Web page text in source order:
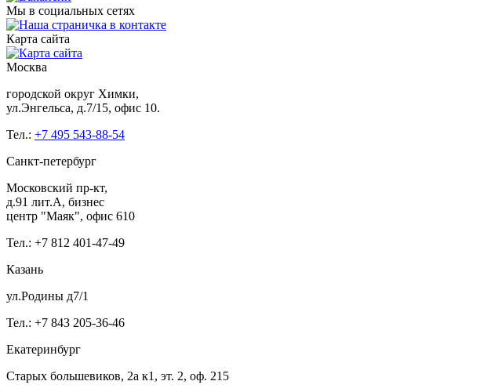
Мы в социальных сетях
Карта сайта
Москва
городской округ Химки,
ул.Энгельса, д.7/15, офис 10.
Тел.: +7 495 543-88-54
Санкт-петербург
Московский пр-кт,
д.91 лит.А, бизнес
центр "Маяк", офис 610
Тел.: +7 812 401-47-49
Казань
ул.Родины д7/1
Тел.: +7 843 205-36-46
Екатеринбург
Старых большевиков, 2а к1, эт. 2, оф. 215